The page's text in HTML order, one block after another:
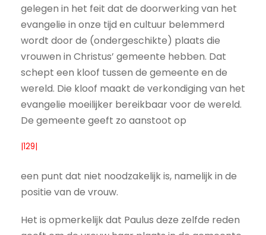
gelegen in het feit dat de doorwerking van het
evangelie in onze tijd en cultuur belemmerd
wordt door de (ondergeschikte) plaats die
vrouwen in Christus’ gemeente hebben. Dat
schept een kloof tussen de gemeente en de
wereld. Die kloof maakt de verkondiging van het
evangelie moeilijker bereikbaar voor de wereld.
De gemeente geeft zo aanstoot op
|129|
een punt dat niet noodzakelijk is, namelijk in de
positie van de vrouw.
Het is opmerkelijk dat Paulus deze zelfde reden